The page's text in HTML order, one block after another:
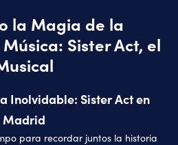
la Magia de la
Sister Act, el
Inolvidable: Sister Act en
Madrid
para recordar juntos la historia